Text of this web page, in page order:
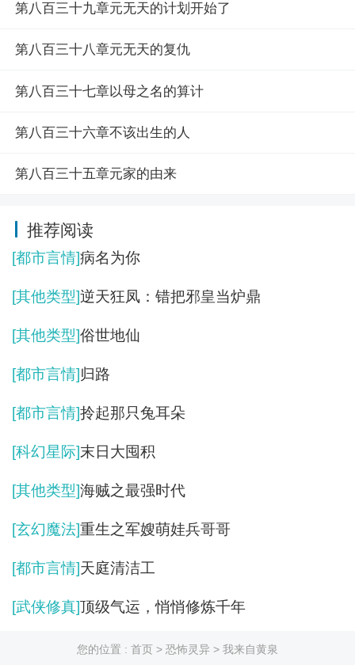
第八百三十九章元无天的计划开始了
第八百三十八章元无天的复仇
第八百三十七章以母之名的算计
第八百三十六章不该出生的人
第八百三十五章元家的由来
推荐阅读
[都市言情]病名为你
[其他类型]逆天狂凤：错把邪皇当炉鼎
[其他类型]俗世地仙
[都市言情]归路
[都市言情]拎起那只兔耳朵
[科幻星际]末日大囤积
[其他类型]海贼之最强时代
[玄幻魔法]重生之军嫂萌娃兵哥哥
[都市言情]天庭清洁工
[武侠修真]顶级气运，悄悄修炼千年
您的位置 : 首页 > 恐怖灵异 > 我来自黄泉